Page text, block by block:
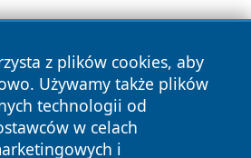
z plików cookies, aby
Używamy także plików
technologii od
w celach
i
Wszystkie prawa